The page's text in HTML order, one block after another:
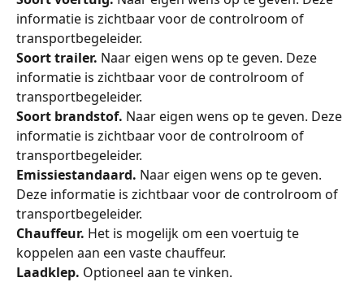
informatie is zichtbaar voor de controlroom of
transportbegeleider.
Soort trailer. Naar eigen wens op te geven. Deze
informatie is zichtbaar voor de controlroom of
transportbegeleider.
Soort brandstof. Naar eigen wens op te geven. Deze
informatie is zichtbaar voor de controlroom of
transportbegeleider.
Emissiestandaard. Naar eigen wens op te geven.
Deze informatie is zichtbaar voor de controlroom of
transportbegeleider.
Chauffeur. Het is mogelijk om een voertuig te
koppelen aan een vaste chauffeur.
Laadklep. Optioneel aan te vinken.